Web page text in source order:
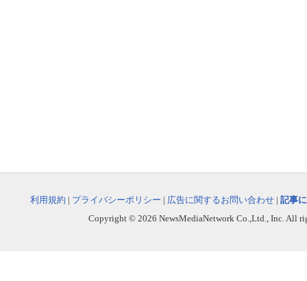
利用規約 | プライバシーポリシー | 広告に関するお問い合わせ | 記事
Copyright © 2026 NewsMediaNetwork Co.,Ltd., Inc. All